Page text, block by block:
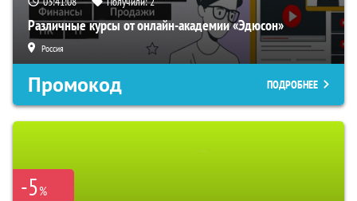
Различные курсы от онлайн-академии «Эдюсон»
Россия
Промокод ПОДРОБНЕЕ
-5%